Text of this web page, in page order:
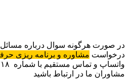
در صورت هرگونه سوال درباره
درخواست مشاوره و برنامه ریزی
مشاوران ما در ارتباط باشید